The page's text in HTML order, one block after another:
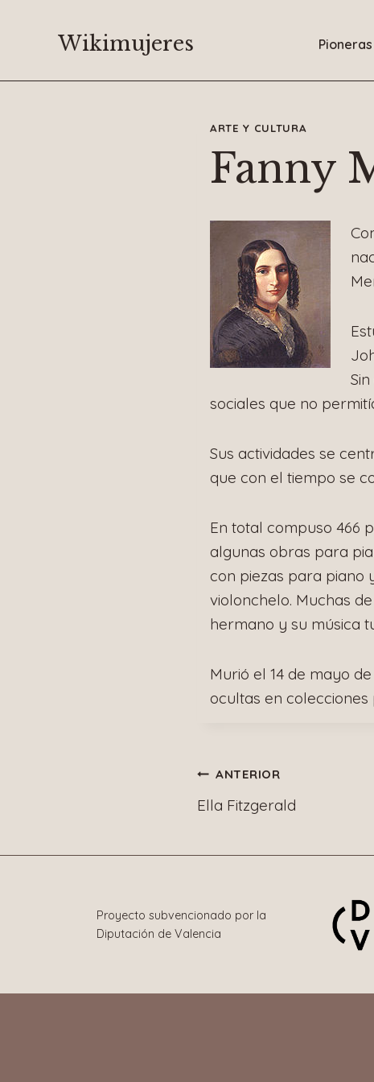
Wikimujeres Pioneras
ARTE Y CULTURA
Fanny
sociales que no
Sus actividades se
que con el tiempo se
En total compuso 466
algunas obras para
con piezas para piano
violonchelo. Muchas
hermano y su música
Murió el 14 de mayo
ocultas en colecciones
Navegación
de
entradas
ANTERIOR
Ella Fitzgerald
Proyecto subvencionado por la
Diputación de Valencia